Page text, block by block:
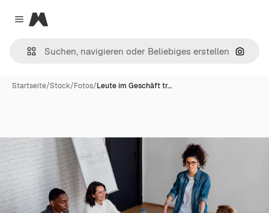
Close menu
Magnific
Nach
Startseite/Stock/Fotos/Leute im Geschäft tr…